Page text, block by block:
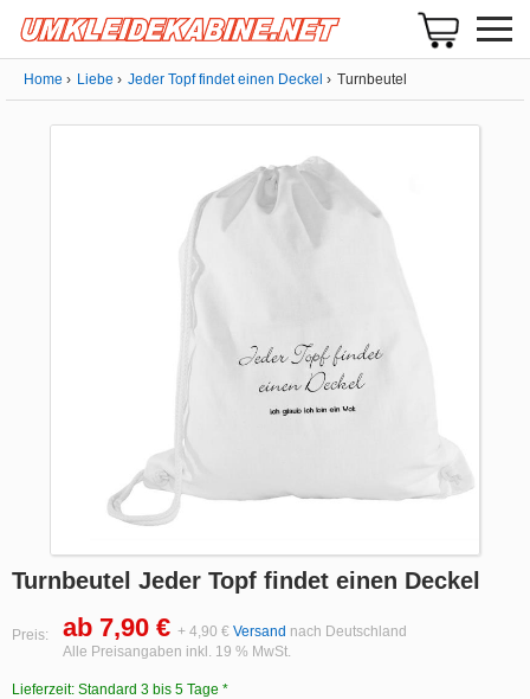
Home Liebe Jeder Topf findet einen Deckel Turnbeutel
Turnbeutel Jeder Topf findet einen Deckel
Preis: ab 7,90 € + 4,90 € Versand nach Deutschland
Alle Preisangaben inkl. 19 % MwSt.
Lieferzeit: Standard 3 bis 5 Tage *